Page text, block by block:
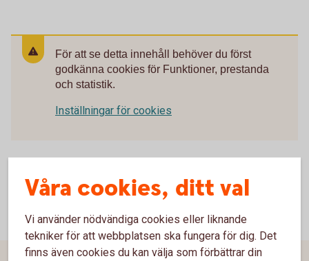
För att se detta innehåll behöver du först
godkänna cookies för Funktioner, prestanda
och statistik.
Inställningar för cookies
Våra cookies, ditt val
Vi använder nödvändiga cookies eller liknande
tekniker för att webbplatsen ska fungera för dig. Det
finns även cookies du kan välja som förbättrar din